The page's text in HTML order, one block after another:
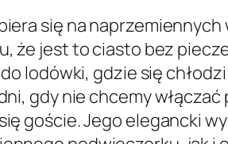
się na
że jest to ciasto bez
lodówki, gdzie się
gdy nie chcemy
goście. Jego elegancki